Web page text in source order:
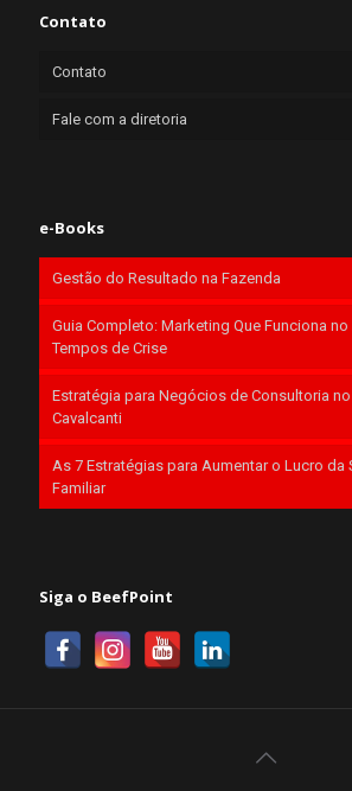
Contato
Contato
Fale com a diretoria
e-Books
Gestão do Resultado na Fazenda
Guia Completo: Marketing Que Funciona no
Tempos de Crise
Estratégia para Negócios de Consultoria
Cavalcanti
As 7 Estratégias para Aumentar o Lucro da
Familiar
Siga o BeefPoint